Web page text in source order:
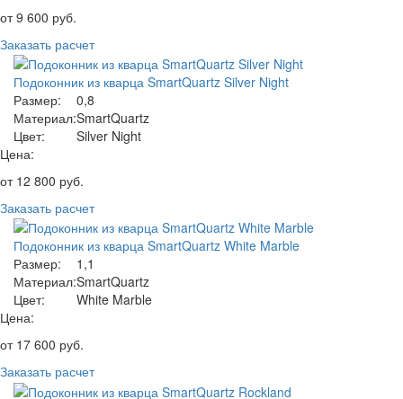
от9 600 руб.
Заказать расчет
Подоконник из кварца SmartQuartz Silver Night
Размер:
0,8
Материал:SmartQuartz
Цвет:
Silver Night
Цена:
от 12 800 руб.
Заказать расчет
Подоконник из кварца SmartQuartz White Marble
Размер:
1,1
Материал:SmartQuartz
Цвет:
White Marble
Цена:
от 17 600 руб.
Заказать расчет